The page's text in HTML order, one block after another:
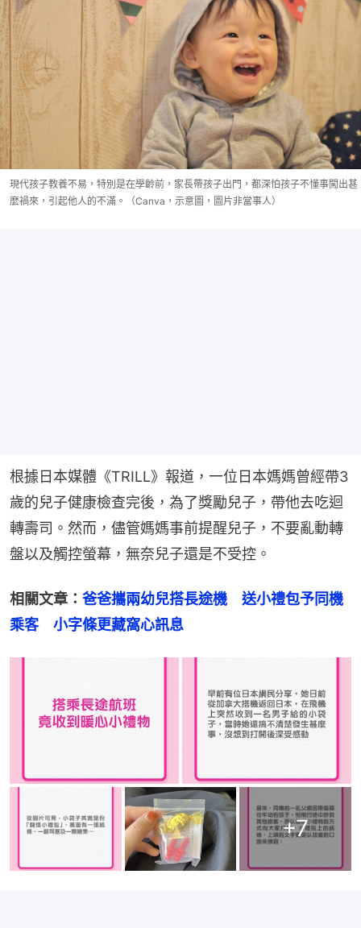
現代孩子教養不易，特別是在學齡前，家長帶孩子出門，都深怕孩子不懂事闖出甚
麼禍來，引起他人的不滿。（Canva，示意圖，圖片非當事人）
根據日本媒體《TRILL》報道，一位日本媽媽曾經帶3
歲的兒子健康檢查完後，為了獎勵兒子，帶他去吃迴
轉壽司。然而，儘管媽媽事前提醒兒子，不要亂動轉
盤以及觸控螢幕，無奈兒子還是不受控。
相關文章： 爸爸攜兩幼兒搭長途機　送小禮包予同機
乘客　小字條更藏窩心訊息
+7